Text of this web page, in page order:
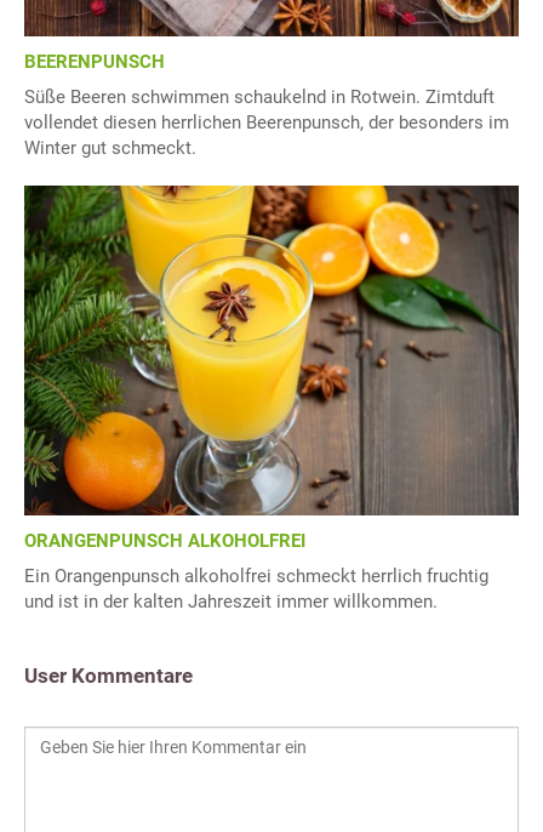
BEERENPUNSCH
Süße Beeren schwimmen schaukelnd in Rotwein. Zimtduft
vollendet diesen herrlichen Beerenpunsch, der besonders im
Winter gut schmeckt.
ORANGENPUNSCH ALKOHOLFREI
Ein Orangenpunsch alkoholfrei schmeckt herrlich fruchtig
und ist in der kalten Jahreszeit immer willkommen.
User Kommentare